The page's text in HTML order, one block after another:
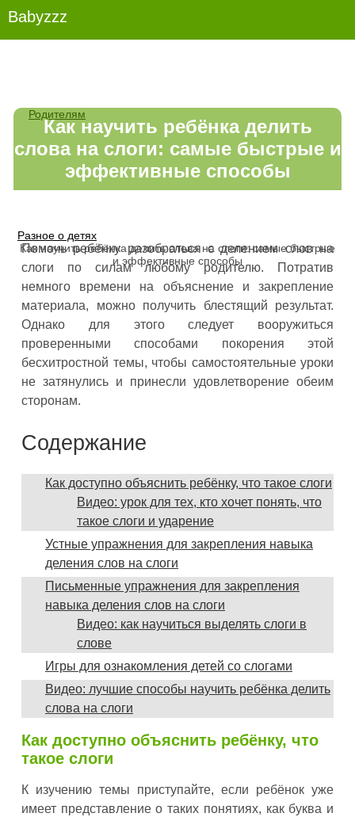
Babyzzz
Родителям
Разное о детях
Как научить ребёнка делить слова на слоги: самые быстрые
и эффективные способы
Как научить ребёнка делить
слова на слоги: самые быстрые и
эффективные способы
Помочь ребёнку разобраться с делением слов на
слоги по силам любому родителю. Потратив
немного времени на объяснение и закрепление
материала, можно получить блестящий результат.
Однако для этого следует вооружиться
проверенными способами покорения этой
бесхитростной темы, чтобы самостоятельные уроки
не затянулись и принесли удовлетворение обеим
сторонам.
Содержание
Как доступно объяснить ребёнку, что такое слоги
Видео: урок для тех, кто хочет понять, что
такое слоги и ударение
Устные упражнения для закрепления навыка
деления слов на слоги
Письменные упражнения для закрепления
навыка деления слов на слоги
Видео: как научиться выделять слоги в
слове
Игры для ознакомления детей со слогами
Видео: лучшие способы научить ребёнка делить
слова на слоги
Как доступно объяснить ребёнку, что
такое слоги
К изучению темы приступайте, если ребёнок уже
имеет представление о таких понятиях, как буква и